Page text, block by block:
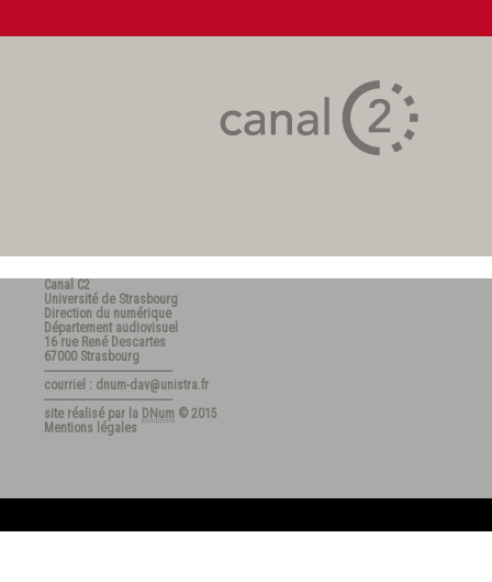
Canal C2
Université de Strasbourg
Direction du numérique
Département audiovisuel
16 rue René Descartes
67000 Strasbourg
---------------------------------------
courriel : dnum-dav@unistra.fr
---------------------------------------
site réalisé par la DNum © 2015
Mentions légales